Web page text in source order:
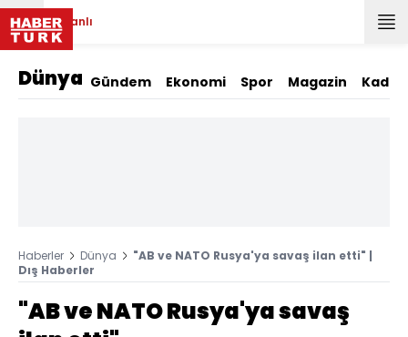
Canlı
Dünya Gündem Ekonomi Spor Magazin Kadın
Haberler Dünya
"AB ve NATO Rusya'ya savaş ilan etti" |
Dış Haberler
"AB ve NATO Rusya'ya savaş